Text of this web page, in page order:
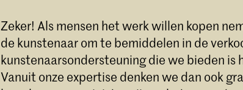
Zeker! Als mensen het werk willen kopen
de kunstenaar om te bemiddelen in de
kunstenaarsondersteuning die we bieden is
Vanuit onze expertise denken we dan ook